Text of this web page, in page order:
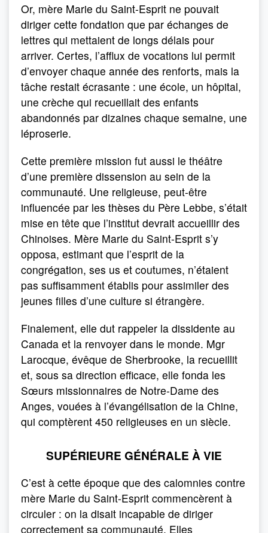
Or, mère Marie du Saint-Esprit ne pouvait
diriger cette fondation que par échanges de
lettres qui mettaient de longs délais pour
arriver. Certes, l’afflux de vocations lui permit
d’envoyer chaque année des renforts, mais la
tâche restait écrasante : une école, un hôpital,
une crèche qui recueillait des enfants
abandonnés par dizaines chaque semaine, une
léproserie.
Cette première mission fut aussi le théâtre
d’une première dissension au sein de la
communauté. Une religieuse, peut-être
influencée par les thèses du Père Lebbe, s’était
mise en tête que l’institut devrait accueillir des
Chinoises. Mère Marie du Saint-Esprit s’y
opposa, estimant que l’esprit de la
congrégation, ses us et coutumes, n’étaient
pas suffisamment établis pour assimiler des
jeunes filles d’une culture si étrangère.
Finalement, elle dut rappeler la dissidente au
Canada et la renvoyer dans le monde. Mgr
Larocque, évêque de Sherbrooke, la recueillit
et, sous sa direction efficace, elle fonda les
Sœurs missionnaires de Notre-Dame des
Anges, vouées à l’évangélisation de la Chine,
qui comptèrent 450 religieuses en un siècle.
SUPÉRIEURE GÉNÉRALE À VIE
C’est à cette époque que des calomnies contre
mère Marie du Saint-Esprit commencèrent à
circuler : on la disait incapable de diriger
correctement sa communauté. Elles